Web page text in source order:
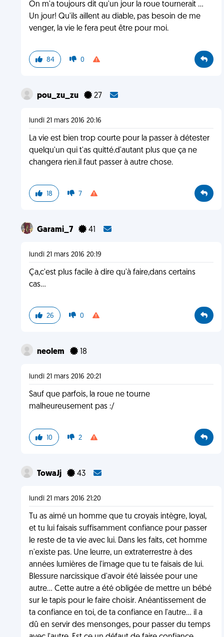
On m'a toujours dit qu'un jour la roue tournerait ...
Un jour! Qu'ils aillent au diable, pas besoin de me
venger, la vie le fera peut être pour moi.
84 0
pou_zu_zu 27
lundi 21 mars 2016 20:16
La vie est bien trop courte pour la passer à détester
quelqu'un qui t'as quitté.d'autant plus que ça ne
changera rien.il faut passer à autre chose.
18 7
Garami_7 41
lundi 21 mars 2016 20:19
Ça,c'est plus facile à dire qu'à faire,dans certains
cas...
26 0
neolem 18
lundi 21 mars 2016 20:21
Sauf que parfois, la roue ne tourne
malheureusement pas :/
10 2
TowaJj 43
lundi 21 mars 2016 21:20
Tu as aimé un homme que tu croyais intègre, loyal,
et tu lui faisais suffisamment confiance pour passer
le reste de ta vie avec lui. Dans les faits, cet homme
n'existe pas. Une leurre, un extraterrestre à des
années lumières de l'image que tu te faisais de lui.
Blessure narcissique d'avoir été laissée pour une
autre... Cette autre a été obligée de mettre un bébé
sur le tapis pour le faire choisir. Anéantissement de
ta confiance en toi, de ta confiance en l'autre... il a
dû en servir des mensonges, pour passer du temps